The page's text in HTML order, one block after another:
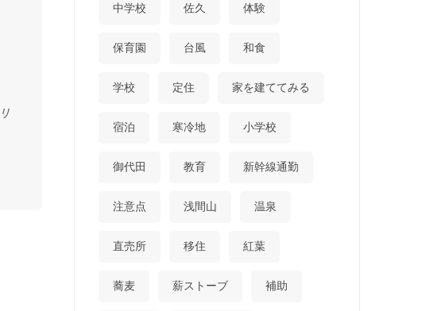
中学校 佐久 体験
保育園 台風 和食
学校 定住 家を建ててみる
宿泊 寒冷地 小学校
御代田 教育 新幹線通勤
注意点 浅間山 温泉
直売所 移住 紅葉
蕎麦 薪ストーブ 補助